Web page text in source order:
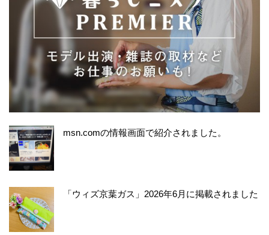
msn.comの情報画面で紹介されました。
「ウィズ京葉ガス」2026年6月に掲載されました